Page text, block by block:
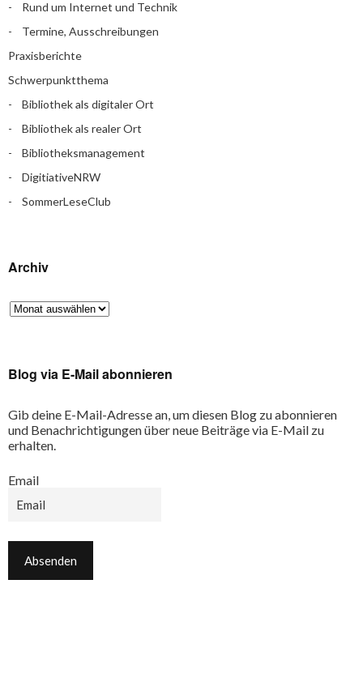
Rund um Internet und Technik
Termine, Ausschreibungen
Praxisberichte
Schwerpunktthema
Bibliothek als digitaler Ort
Bibliothek als realer Ort
Bibliotheksmanagement
DigitiativeNRW
SommerLeseClub
Archiv
Blog via E-Mail abonnieren
Gib deine E-Mail-Adresse an, um diesen Blog zu abonnieren
und Benachrichtigungen über neue Beiträge via E-Mail zu
erhalten.
Email